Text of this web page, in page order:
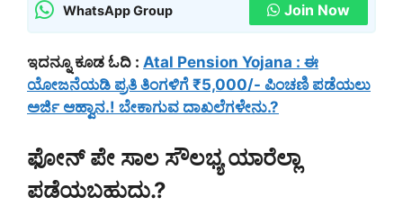
WhatsApp Group Join Now
ಇದನ್ನೂ ಕೂಡ ಓದಿ : Atal Pension Yojana : ಈ
ಯೋಜನೆಯಡಿ ಪ್ರತಿ ತಿಂಗಳಿಗೆ ₹5,000/- ಪಿಂಚಣಿ ಪಡೆಯಲು
ಅರ್ಜಿ ಆಹ್ವಾನ.! ಬೇಕಾಗುವ ದಾಖಲೆಗಳೇನು.?
ಫೋನ್ ಪೇ ಸಾಲ ಸೌಲಭ್ಯ ಯಾರೆಲ್ಲಾ
ಪಡೆಯಬಹುದು.?